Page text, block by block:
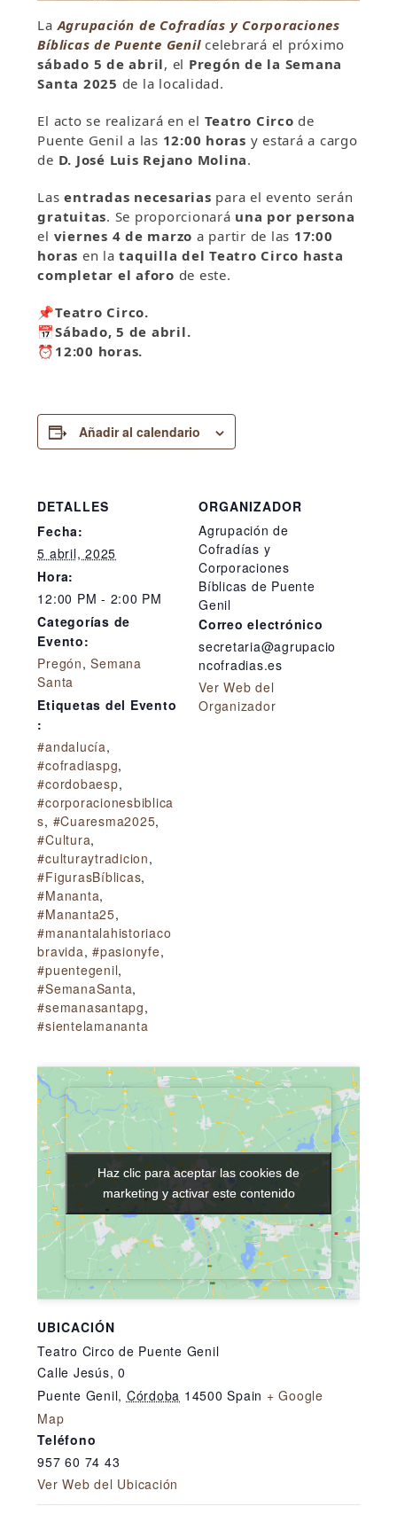
LaAgrupación de Cofradías y Corporaciones
Bíblicas de Puente Genil celebrará el próximo
sábado 5 de abril, el Pregón de la Semana
Santa 2025 de la localidad.
El acto se realizará en el Teatro Circo de
Puente Genil a las 12:00 horas y estará a cargo
de D. José Luis Rejano Molina.
Lasentradas necesarias para el evento serán
gratuitas. Se proporcionará una por persona
el viernes 4 de marzo a partir de las 17:00
horas en lataquilla del Teatro Circo hasta
completar el aforo de este.
📌Teatro Circo.
📅Sábado, 5 de abril.
⏰ 12:00 horas.
Añadir al calendario
DETALLES
Fecha:
5 abril, 2025
Hora:
12:00 PM - 2:00 PM
Categorías de
Evento:
Pregón,Semana
Santa
Etiquetas del Evento
:
#andalucía,
#cofradiaspg,
#cordobaesp,
#corporacionesbiblica
s, #Cuaresma2025,
#Cultura,
#culturaytradicion,
#FigurasBíblicas,
#Mananta,
#Mananta25,
#manantalahistoriaco
bravida,#pasionyfe,
#puentegenil,
#SemanaSanta,
#semanasantapg,
#sientelamananta
ORGANIZADOR
Agrupación de
Cofradías y
Corporaciones
Bíblicas de Puente
Genil
Correo electrónico
secretaria@agrupacio
ncofradias.es
Ver Web del
Organizador
UBICACIÓN
Teatro Circo de Puente Genil
Calle Jesús, 0
Puente Genil, Córdoba 14500 Spain + Google
Map
Teléfono
957 60 74 43
Ver Web del Ubicación
Haz clic para aceptar las cookies de
marketing y activar este contenido
Haz clic para aceptar las cookies de
marketing y activar este contenido